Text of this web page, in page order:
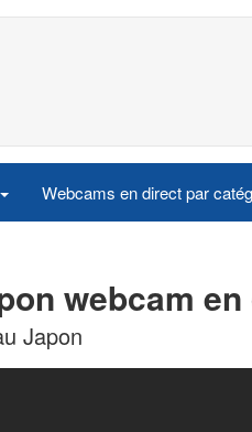
Webcams en direct par
webcam
Japon